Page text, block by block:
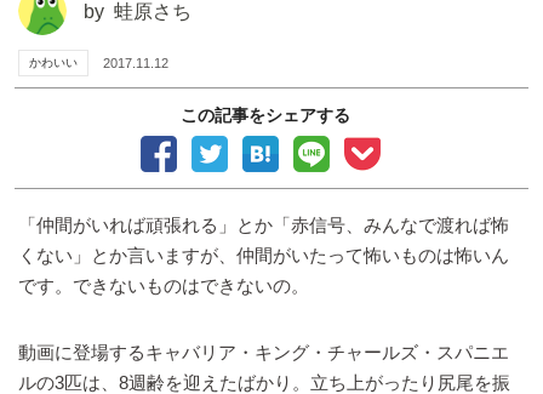
by 蛙原さち
かわいい 2017.11.12
この記事をシェアする
「仲間がいれば頑張れる」とか「赤信号、みんなで渡れば怖
くない」とか言いますが、仲間がいたって怖いものは怖いん
です。できないものはできないの。
動画に登場するキャバリア・キング・チャールズ・スパニエ
ルの3匹は、8週齢を迎えたばかり。立ち上がったり尻尾を振